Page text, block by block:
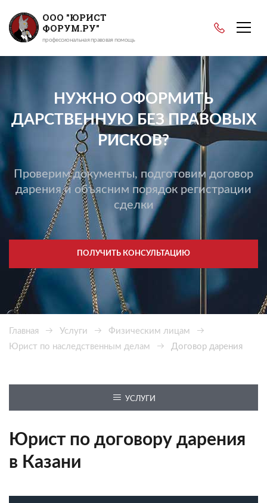
ООО "ЮРИСТ
ФОРУМ.РУ"
профессиональная правовая помощь
НУЖНО ОФОРМИТЬ
ДАРСТВЕННУЮ БЕЗ ПРАВОВЫХ
РИСКОВ?
Проверим документы, подготовим договор
дарения и объясним порядок регистрации
сделки
ПОЛУЧИТЬ КОНСУЛЬТАЦИЮ
Главная Услуги
Физическим лицам
Юрист по наследственным делам
Договор дарения
УСЛУГИ
Юрист по договору дарения
в Казани